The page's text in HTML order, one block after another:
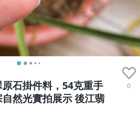
石掛件料，54克重手
然光實拍展示 後江翡
0